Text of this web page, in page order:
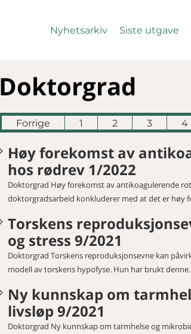
Nyhetsarkiv Siste utgave
Doktorgrad
Forrige 1 2 3 4
Høy forekomst av
hos rødrev 1/2022
Doktorgrad Høy forekomst av antikoagulerende
doktorgradsarbeid konkluderer med at det er høy
Torskens
og stress 9/2021
Doktorgrad Torskens reproduksjonsevne kan
modell av torskens hypofyse. Hun har brukt
Ny kunnskap om
livsløp 9/2021
Doktorgrad Ny kunnskap om tarmhelse og